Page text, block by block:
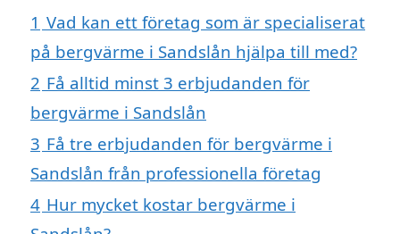
1 Vad kan ett företag som är specialiserat
på bergvärme i Sandslån hjälpa till med?
2 Få alltid minst 3 erbjudanden för
bergvärme i Sandslån
3 Få tre erbjudanden för bergvärme i
Sandslån från professionella företag
4 Hur mycket kostar bergvärme i